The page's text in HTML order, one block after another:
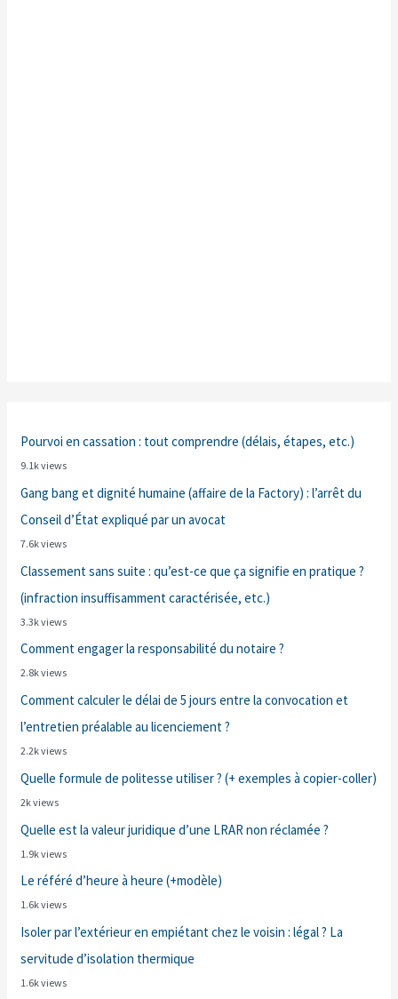
Pourvoi en cassation : tout comprendre (délais, étapes, etc.)
9.1k views
Gang bang et dignité humaine (affaire de la Factory) : l’arrêt du
Conseil d’État expliqué par un avocat
7.6k views
Classement sans suite : qu’est-ce que ça signifie en pratique ?
(infraction insuffisamment caractérisée, etc.)
3.3k views
Comment engager la responsabilité du notaire ?
2.8k views
Comment calculer le délai de 5 jours entre la convocation et
l’entretien préalable au licenciement ?
2.2k views
Quelle formule de politesse utiliser ? (+ exemples à copier-coller)
2k views
Quelle est la valeur juridique d’une LRAR non réclamée ?
1.9k views
Le référé d’heure à heure (+modèle)
1.6k views
Isoler par l’extérieur en empiétant chez le voisin : légal ? La
servitude d’isolation thermique
1.6k views